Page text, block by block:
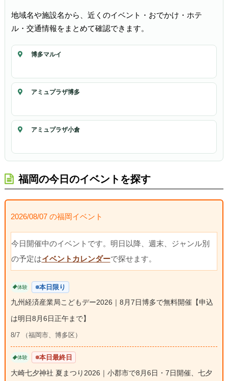
地域名や施設名から、近くのイベント・おでかけ・ホテ
ル・交通情報をまとめて確認できます。
博多マルイ
アミュプラザ博多
アミュプラザ小倉
福岡の今日のイベントを探す
2026/08/07 の福岡イベント
今日開催中のイベントです。明日以降、週末、ジャンル別
の予定はイベントカレンダーで探せます。
体験 本日限り
九州経済産業局こどもデー2026｜8月7日博多で無料開催【申込
は明日8月6日正午まで】
8/7 （福岡市、博多区）
体験 本日最終日
大崎七夕神社 夏まつり2026｜小郡市で8月6日・7日開催、七夕